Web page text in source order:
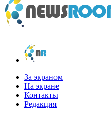
newsroom.su
Новости о новостях
За экраном
На экране
Контакты
Редакция